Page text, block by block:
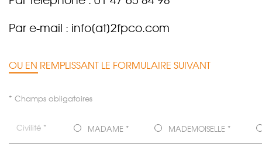
Par e-mail : info[at]2fpco.com
OU EN REMPLISSANT LE FORMULAIRE SUIVANT
* Champs obligatoires
MADAME * MADEMOISELLE *
Civilité *